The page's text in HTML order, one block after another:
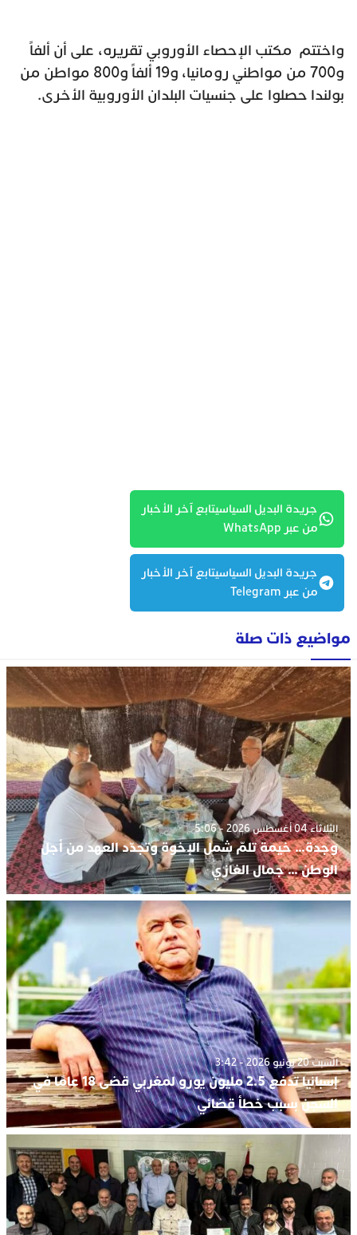
واختتم مكتب الإحصاء الأوروبي تقريره، على أن ألفاً
و700 من مواطني رومانيا، و19 ألفاً و800 مواطن من
بولندا حصلوا على جنسيات البلدان الأوروبية الأخرى.
جريدة البديل السياسيتابع آخر الأخبار
من عبر WhatsApp
جريدة البديل السياسيتابع آخر الأخبار
من عبر Telegram
مواضيع ذات صلة
الثلاثاء 04 أغسطس 2026 - 5:06
وجدة… خيمة تلمّ شمل الإخوة وتجدّد العهد من أجل
الوطن … جمال الغازي
السبت 20 يونيو 2026 - 3:42
إسبانيا تدفع 2.5 مليون يورو لمغربي قضى 18 عامًا في
السجن بسبب خطأ قضائي